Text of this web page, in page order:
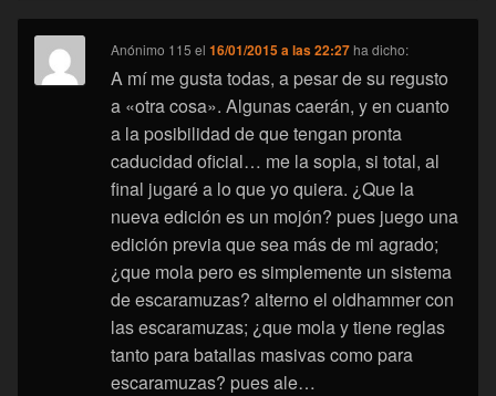
Anónimo 115 el16/01/2015 a las 22:27 ha dicho:
A mí me gusta todas, a pesar de su regusto
a «otra cosa». Algunas caerán, y en cuanto
a la posibilidad de que tengan pronta
caducidad oficial… me la sopla, si total, al
final jugaré a lo que yo quiera. ¿Que la
nueva edición es un mojón? pues juego una
edición previa que sea más de mi agrado;
¿que mola pero es simplemente un sistema
de escaramuzas? alterno el oldhammer con
las escaramuzas; ¿que mola y tiene reglas
tanto para batallas masivas como para
escaramuzas? pues ale…